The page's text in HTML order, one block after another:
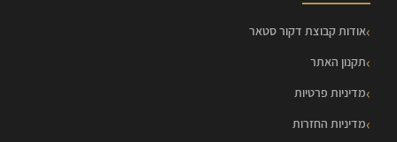
אודות קבוצת דקור סטאר
תקנון האתר
מדיניות פרטיות
מדיניות החזרות